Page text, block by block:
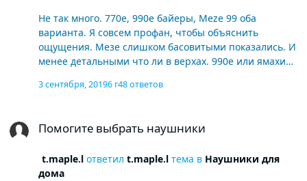
Не так много. 770е, 990е байеры, Meze 99 оба
варианта. Я совсем профан, чтобы объяснить
ощущения. Мезе слишком басовитыми показались. И
менее детальными что ли в верхах. 990е или ямахи
модели хороши. В итоге перевесила закрытая
дешевле Мезе удобнее всех и очень легкие. Жалко
3 сентября, 20196 г48 ответов
Помогите выбрать наушники
t.maple.lответил t.maple.lтема в Наушники для
дома